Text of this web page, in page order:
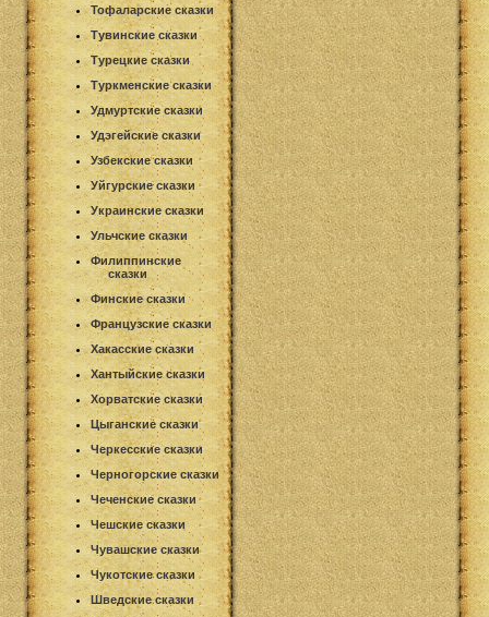
Тофаларские сказки
Тувинские сказки
Турецкие сказки
Туркменские сказки
Удмуртские сказки
Удэгейские сказки
Узбекские сказки
Уйгурские сказки
Украинские сказки
Ульчские сказки
Филиппинские
сказки
Финские сказки
Французские сказки
Хакасские сказки
Хантыйские сказки
Хорватские сказки
Цыганские сказки
Черкесские сказки
Черногорские сказки
Чеченские сказки
Чешские сказки
Чувашские сказки
Чукотские сказки
Шведские сказки